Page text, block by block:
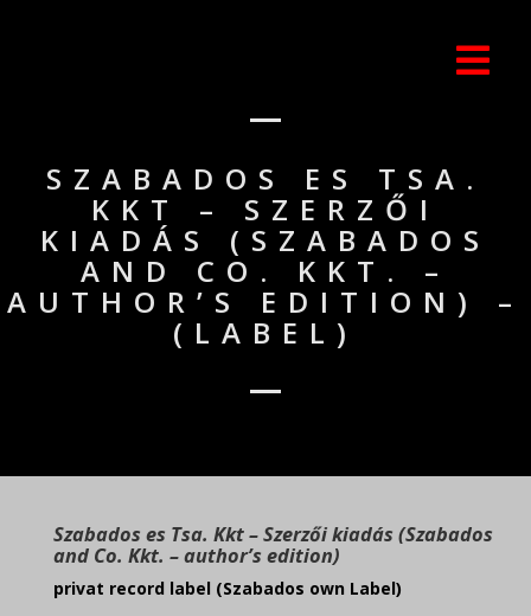
SZABADOS ES TSA.
KKT – SZERZŐI
KIADÁS (SZABADOS
AND CO. KKT. –
AUTHOR’S EDITION) –
(LABEL)
Szabados es Tsa. Kkt – Szerzői kiadás (Szabados
and Co. Kkt. – author’s edition)
privat record label (Szabados own Label)